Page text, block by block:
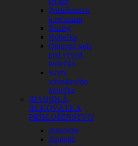
Príslušenstvo
k reťaziam
Rozety
Koliečka
Opravná sada
pod vývod.
koliečko
Kryty
vývodového
koliečka
RIADIDLÁ,
RUKOVÄTE A
PRÍSLUŠENSTVO
Rukoväte
Riadidlá